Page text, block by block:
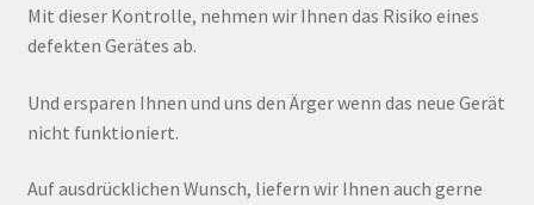
Mit dieser Kontrolle, nehmen wir Ihnen das Risiko eines
defekten Gerätes ab.
Und ersparen Ihnen und uns den Ärger wenn das neue Gerät
nicht funktioniert.
Auf ausdrücklichen Wunsch, liefern wir Ihnen auch gerne